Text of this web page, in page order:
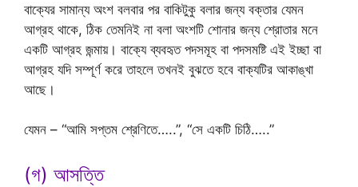
বাক্যের সামান্য অংশ বলবার পর বাকিটুকু বলার জন্য বক্তার যেমন
আগ্রহ থাকে, ঠিক তেমনিই না বলা অংশটি শোনার জন্য শ্রোতার মনে
একটি আগ্রহ জন্মায়। বাক্যে ব্যবহৃত পদসমূহ বা পদসমষ্টি এই ইচ্ছা বা
আগ্রহ যদি সম্পূর্ণ করে তাহলে তখনই বুঝতে হবে বাক্যটির আকাঙ্খা
আছে।
যেমন – “আমি সপ্তম শ্রেণিতে…..”, “সে একটি চিঠি…..”
(গ) আসত্তি